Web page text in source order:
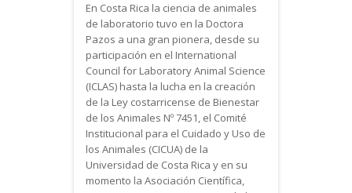
En Costa Rica la ciencia de animales
de laboratorio tuvo en la Doctora
Pazos a una gran pionera, desde su
participación en el International
Council for Laboratory Animal Science
(ICLAS) hasta la lucha en la creación
de la Ley costarricense de Bienestar
de los Animales Nº 7451, el Comité
Institucional para el Cuidado y Uso de
los Animales (CICUA) de la
Universidad de Costa Rica y en su
momento la Asociación Científica,